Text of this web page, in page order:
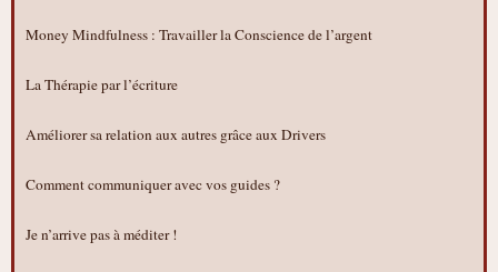
Money Mindfulness : Travailler la Conscience de l’argent
La Thérapie par l’écriture
Améliorer sa relation aux autres grâce aux Drivers
Comment communiquer avec vos guides ?
Je n’arrive pas à méditer !